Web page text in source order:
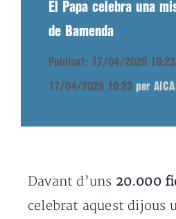
El Papa celebra una
de Bamenda
Publicat: 17/04/2026 10:23
17/04/2026 10:23 per AICA
Davant d’uns 20.000
celebrat aquest dijous